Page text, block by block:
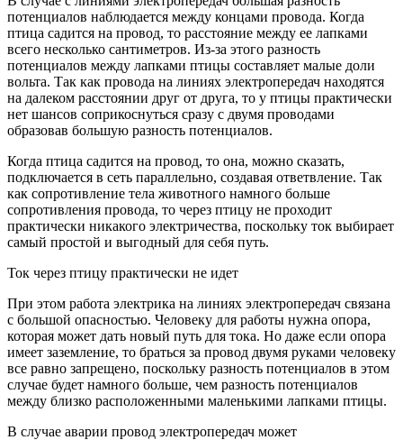
потенциалов наблюдается между концами провода. Когда
птица садится на провод, то расстояние между ее лапками
всего несколько сантиметров. Из-за этого разность
потенциалов между лапками птицы составляет малые доли
вольта. Так как провода на линиях электропередач находятся
на далеком расстоянии друг от друга, то у птицы практически
нет шансов соприкоснуться сразу с двумя проводами
образовав большую разность потенциалов.
Когда птица садится на провод, то она, можно сказать,
подключается в сеть параллельно, создавая ответвление. Так
как сопротивление тела животного намного больше
сопротивления провода, то через птицу не проходит
практически никакого электричества, поскольку ток выбирает
самый простой и выгодный для себя путь.
Ток через птицу практически не идет
При этом работа электрика на линиях электропередач связана
с большой опасностью. Человеку для работы нужна опора,
которая может дать новый путь для тока. Но даже если опора
имеет заземление, то браться за провод двумя руками человеку
все равно запрещено, поскольку разность потенциалов в этом
случае будет намного больше, чем разность потенциалов
между близко расположенными маленькими лапками птицы.
В случае аварии провод электропередач может